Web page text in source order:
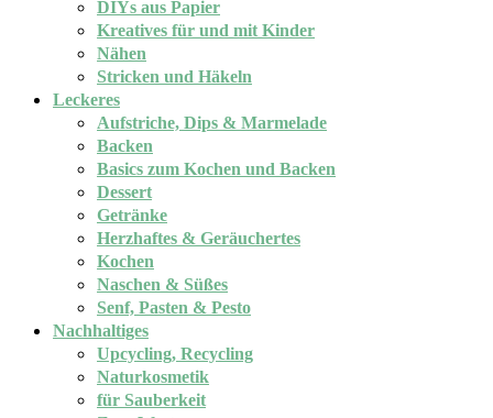
DIYs aus Papier
Kreatives für und mit Kinder
Nähen
Stricken und Häkeln
Leckeres
Aufstriche, Dips & Marmelade
Backen
Basics zum Kochen und Backen
Dessert
Getränke
Herzhaftes & Geräuchertes
Kochen
Naschen & Süßes
Senf, Pasten & Pesto
Nachhaltiges
Upcycling, Recycling
Naturkosmetik
für Sauberkeit